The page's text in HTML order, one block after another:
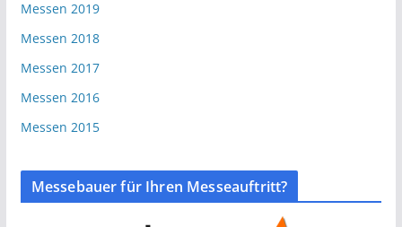
Messen 2019
Messen 2018
Messen 2017
Messen 2016
Messen 2015
Messebauer für Ihren Messeauftritt?